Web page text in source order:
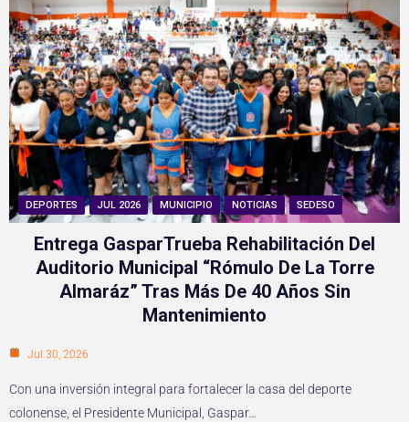
DEPORTES JUL 2026 MUNICIPIO NOTICIAS SEDESO
Entrega GasparTrueba Rehabilitación Del
Auditorio Municipal “Rómulo De La Torre
Almaráz” Tras Más De 40 Años Sin
Mantenimiento
Jul 30, 2026
Con una inversión integral para fortalecer la casa del deporte
colonense, el Presidente Municipal, Gaspar…